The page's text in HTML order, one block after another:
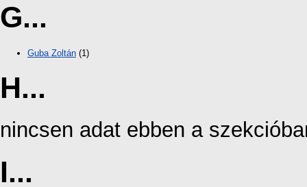
G...
Guba Zoltán (1)
H...
nincsen adat ebben a
I...